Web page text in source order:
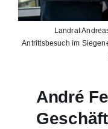
Landrat
Antrittsbesuch im
André